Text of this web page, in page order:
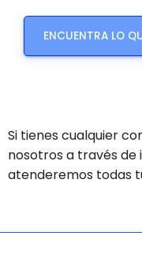
ENCUENTRA LO
Si tienes cualquier
nosotros a través
atenderemos todas